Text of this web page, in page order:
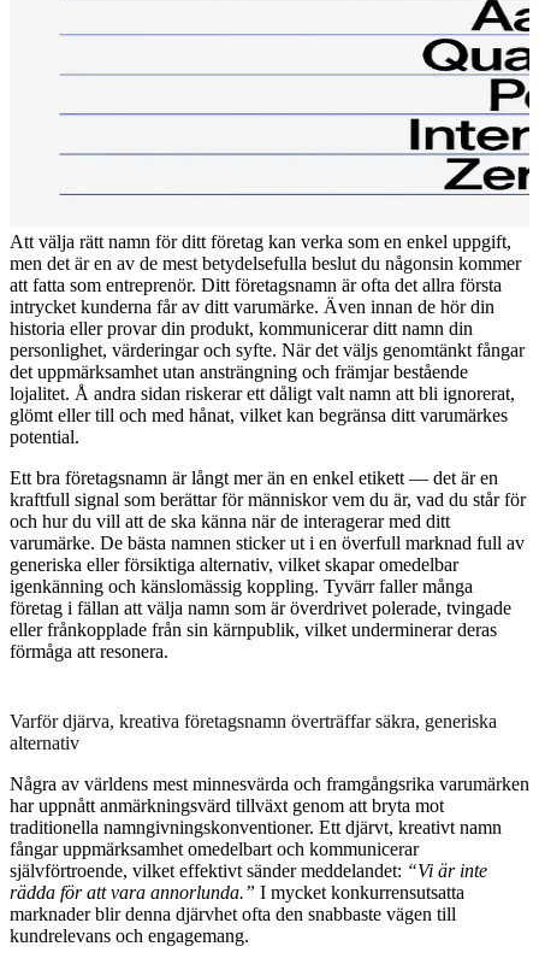
Att välja rätt namn för ditt företag kan verka som en enkel uppgift,
men det är en av de mest betydelsefulla beslut du någonsin kommer
att fatta som entreprenör. Ditt företagsnamn är ofta det allra första
intrycket kunderna får av ditt varumärke. Även innan de hör din
historia eller provar din produkt, kommunicerar ditt namn din
personlighet, värderingar och syfte. När det väljs genomtänkt fångar
det uppmärksamhet utan ansträngning och främjar bestående
lojalitet. Å andra sidan riskerar ett dåligt valt namn att bli ignorerat,
glömt eller till och med hånat, vilket kan begränsa ditt varumärkes
potential.
Ett bra företagsnamn är långt mer än en enkel etikett — det är en
kraftfull signal som berättar för människor vem du är, vad du står för
och hur du vill att de ska känna när de interagerar med ditt
varumärke. De bästa namnen sticker ut i en överfull marknad full av
generiska eller försiktiga alternativ, vilket skapar omedelbar
igenkänning och känslomässig koppling. Tyvärr faller många
företag i fällan att välja namn som är överdrivet polerade, tvingade
eller frånkopplade från sin kärnpublik, vilket underminerar deras
förmåga att resonera.
Varför djärva, kreativa företagsnamn överträffar säkra, generiska
alternativ
Några av världens mest minnesvärda och framgångsrika varumärken
har uppnått anmärkningsvärd tillväxt genom att bryta mot
traditionella namngivningskonventioner. Ett djärvt, kreativt namn
fångar uppmärksamhet omedelbart och kommunicerar
självförtroende, vilket effektivt sänder meddelandet: “Vi är inte
rädda för att vara annorlunda.” I mycket konkurrensutsatta
marknader blir denna djärvhet ofta den snabbaste vägen till
kundrelevans och engagemang.